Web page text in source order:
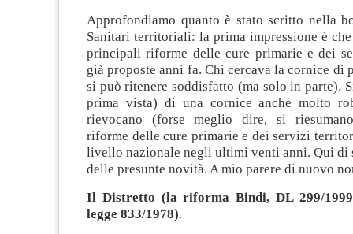
Approfondiamo quanto è stato scritto nella
Sanitari territoriali: la prima impressione è
principali riforme delle cure primarie e dei
già proposte anni fa. Chi cercava la cornice di
si può ritenere soddisfatto (ma solo in parte).
prima vista) di una cornice anche molto
rievocano (forse meglio dire, si
riforme delle cure primarie e dei servizi
livello nazionale negli ultimi venti anni. Qui di
delle presunte novità. A mio parere di nuovo
Il Distretto (la riforma Bindi, DL 299/
legge 833/1978).